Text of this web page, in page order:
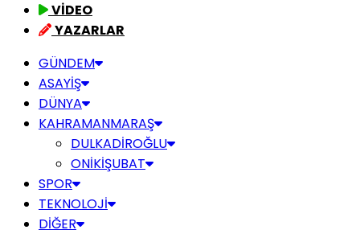
VİDEO
YAZARLAR
GÜNDEM
ASAYİŞ
DÜNYA
KAHRAMANMARAŞ
DULKADİROĞLU
ONİKİŞUBAT
SPOR
TEKNOLOJİ
DİĞER